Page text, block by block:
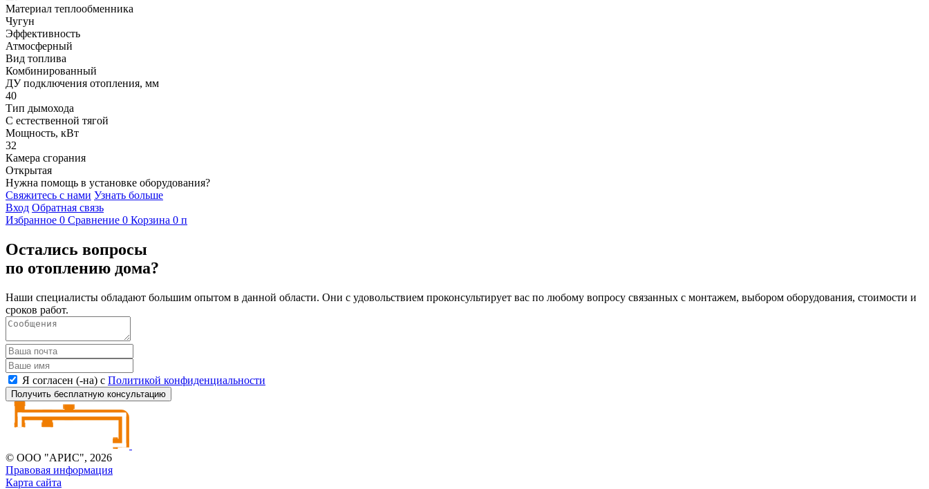
Материал теплообменника
Чугун
Эффективность
Атмосферный
Вид топлива
Комбинированный
ДУ подключения отопления, мм
40
Тип дымохода
С естественной тягой
Мощность, кВт
32
Камера сгорания
Открытая
Нужна помощь в установке оборудования?
Свяжитесь с нами Узнать больше
Вход Обратная связь
Избранное 0 Сравнение 0 Корзина 0 п
Остались вопросы
по отоплению дома?
Наши специалисты обладают большим опытом в данной области. Они с удовольствием проконсультирует вас по любому вопросу связанных с монтажем, выбором оборудования, стоимости и
сроков работ.
Я согласен (-на) с Политикой конфиденциальности
Получить бесплатную консультацию
© ООО "АРИС", 2026
Правовая информация
Карта сайта